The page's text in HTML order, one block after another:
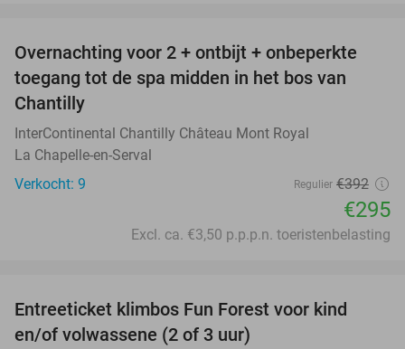
25%
Overnachting voor 2 + ontbijt + onbeperkte
toegang tot de spa midden in het bos van
Chantilly
InterContinental Chantilly Château Mont Royal
La Chapelle-en-Serval
Verkocht: 9
Regulier €392
€295
Excl. ca. €3,50 p.p.p.n. toeristenbelasting
Entreeticket klimbos Fun Forest voor kind
en/of volwassene (2 of 3 uur)